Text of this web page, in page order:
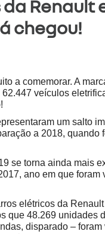
Renault
chegou!
a comemorar. A
veículos
um salto
a 2018, quando
se torna ainda mais
ano em que foram
elétricos da
que 48.269 unidades
disparado –